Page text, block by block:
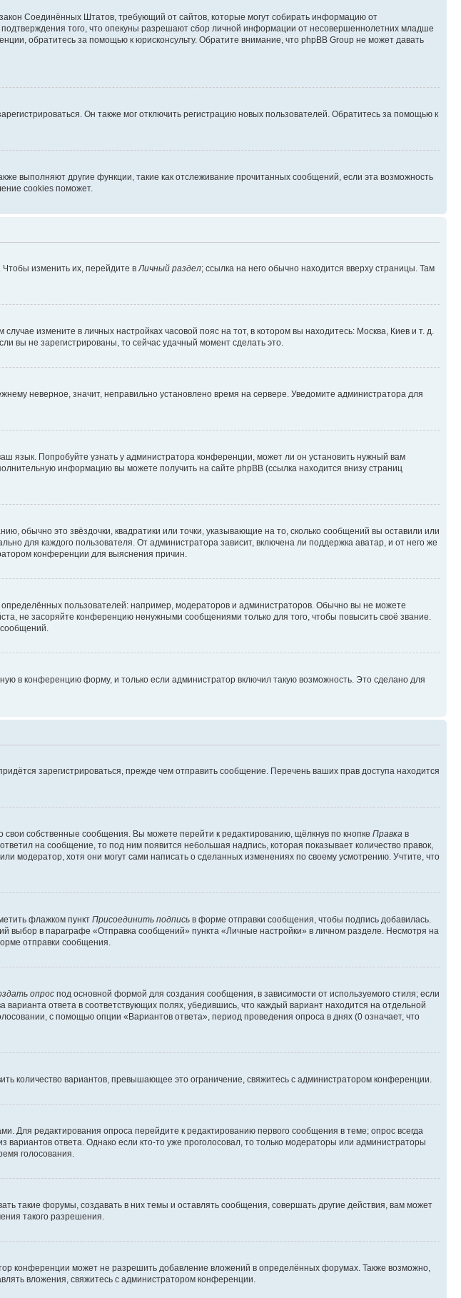
Соединённых Штатов, требующий от сайтов, которые могут собирать информацию от
того, что опекуны разрешают сбор личной информации от несовершеннолетних младше
обратитесь за помощью к юрисконсульту. Обратите внимание, что phpBB Group не может давать
Он также мог отключить регистрацию новых пользователей. Обратитесь за помощью к
выполняют другие функции, такие как отслеживание прочитанных сообщений, если эта возможность
cookies поможет.
Чтобы изменить их, перейдите вЛичный раздел; ссылка на него обычно находится вверху страницы. Там
измените в личных настройках часовой пояс на тот, в котором вы находитесь: Москва, Киев и т. д.
вы не зарегистрированы, то сейчас удачный момент сделать это.
неверное, значит, неправильно установлено время на сервере. Уведомите администратора для
язык. Попробуйте узнать у администратора конференции, может ли он установить нужный вам
информацию вы можете получить на сайте phpBB (ссылка находится внизу страниц
обычно это звёздочки, квадратики или точки, указывающие на то, сколько сообщений вы оставили или
для каждого пользователя. От администратора зависит, включена ли поддержка аватар, и от него же
конференции для выяснения причин.
пользователей: например, модераторов и администраторов. Обычно вы не можете
не засоряйте конференцию ненужными сообщениями только для того, чтобы повысить своё звание.
в конференцию форму, и только если администратор включил такую возможность. Это сделано для
зарегистрироваться, прежде чем отправить сообщение. Перечень ваших прав доступа находится
собственные сообщения. Вы можете перейти к редактированию, щёлкнув по кнопке Правка в
на сообщение, то под ним появится небольшая надпись, которая показывает количество правок,
модератор, хотя они могут сами написать о сделанных изменениях по своему усмотрению. Учтите, что
флажком пункт Присоединить подпись в форме отправки сообщения, чтобы подпись добавилась.
в параграфе «Отправка сообщений» пункта «Личные настройки» в личном разделе. Несмотря на
отправки сообщения.
опрос под основной формой для создания сообщения, в зависимости от используемого стиля; если
ответа в соответствующих полях, убедившись, что каждый вариант находится на отдельной
с помощью опции «Вариантов ответа», период проведения опроса в днях (0 означает, что
количество вариантов, превышающее это ограничение, свяжитесь с администратором конференции.
Для редактирования опроса перейдите к редактированию первого сообщения в теме; опрос всегда
ответа. Однако если кто-то уже проголосовал, то только модераторы или администраторы
голосования.
такие форумы, создавать в них темы и оставлять сообщения, совершать другие действия, вам может
такого разрешения.
конференции может не разрешить добавление вложений в определённых форумах. Также возможно,
вложения, свяжитесь с администратором конференции.